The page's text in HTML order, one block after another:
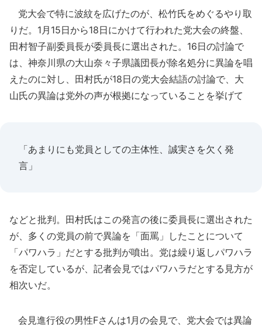
党大会で特に波紋を広げたのが、松竹氏をめぐるやり取
りだ。1月15日から18日にかけて行われた党大会の終盤、
田村智子副委員長が委員長に選出された。16日の討論で
は、神奈川県の大山奈々子県議団長が除名処分に異論を唱
えたのに対し、田村氏が18日の党大会結語の討論で、大
山氏の異論は党外の声が根拠になっていることを挙げて
「あまりにも党員としての主体性、誠実さを欠く発
言」
などと批判。田村氏はこの発言の後に委員長に選出された
が、多くの党員の前で異論を「面罵」したことについて
「パワハラ」だとする批判が噴出。党は繰り返しパワハラ
を否定しているが、記者会見ではパワハラだとする見方が
相次いだ。
会見進行役の男性Fさんは1月の会見で、党大会では異論